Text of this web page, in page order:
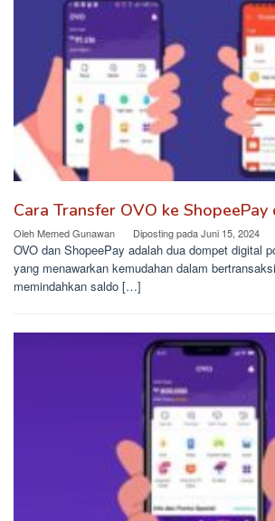
Cara Transfer OVO ke ShopeePay
OlehMemed Gunawan Diposting padaJuni 15, 2024
OVO dan ShopeePay adalah dua dompet digital
yang menawarkan kemudahan dalam
memindahkan saldo […]